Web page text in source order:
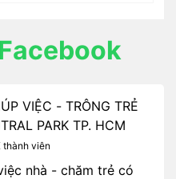
VIỆC - TRÔNG TRẺ
PARK TP. HCM
thành viên
nhà - chăm trẻ có